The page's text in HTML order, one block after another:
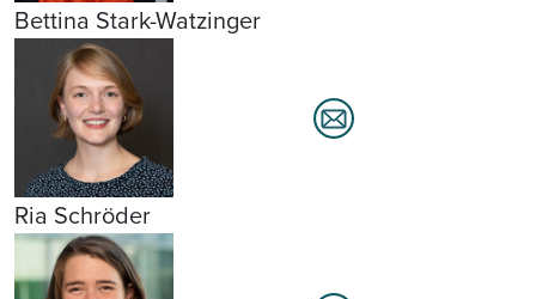
Bettina Stark-Watzinger
Ria Schröder